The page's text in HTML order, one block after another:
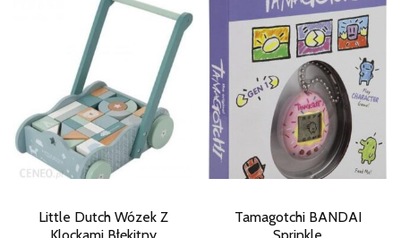
Little Dutch Wózek Z
Klockami Błękitny
Tamagotchi BANDAI
Sprinkle